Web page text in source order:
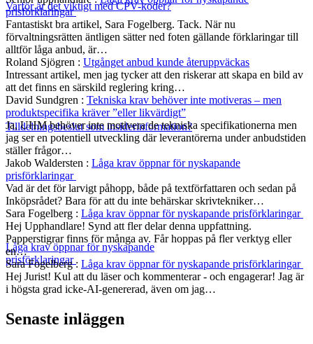
Varför är det viktigt med CPV-koder?
Tilldelningsbeslut som insiderinformation?
Låga krav öppnar för nyskapande
prisförklaringar
prisförklaringar
Fantastiskt bra artikel, Sara Fogelberg. Tack. När nu
förvaltningsrätten äntligen sätter ned foten gällande förklaringar till
alltför låga anbud, är…
Roland Sjögren : Utgånget anbud kunde återuppväckas
Intressant artikel, men jag tycker att den riskerar att skapa en bild av
att det finns en särskild reglering kring…
David Sundgren : Tekniska krav behöver inte motiveras – men
produktspecifika kräver ”eller likvärdigt”
Ja, UHM behöver inte motivera de tekniska specifikationerna men
jag ser en potentiell utveckling där leverantörerna under anbudstiden
ställer frågor…
Jakob Waldersten : Låga krav öppnar för nyskapande
prisförklaringar
Vad är det för larvigt påhopp, både på textförfattaren och sedan på
Inköpsrådet? Bara för att du inte behärskar skrivtekniker…
Sara Fogelberg : Låga krav öppnar för nyskapande prisförklaringar
Hej Upphandlare! Synd att fler delar denna uppfattning.
Papperstigrar finns för många av. Får hoppas på fler verktyg eller
en…
Sara Fogelberg: Låga krav öppnar för nyskapande prisförklaringar
Hej Jurist! Kul att du läser och kommenterar - och engagerar! Jag är
i högsta grad icke-AI-genererad, även om jag…
Senaste inläggen